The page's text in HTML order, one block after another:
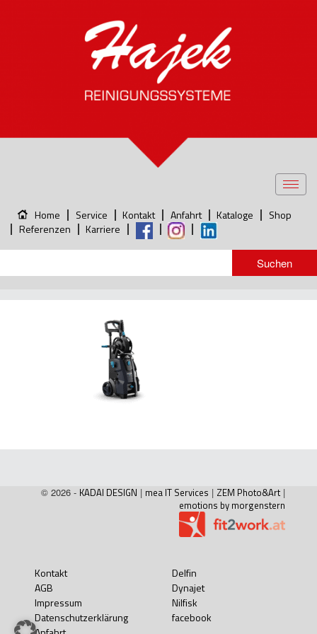
Home Service Kontakt Anfahrt Kataloge
Shop
Referenzen
Karriere
© 2026 - KADAI DESIGN | mea IT Services | ZEM Photo&Art |
emotions by morgenstern
Kontakt
AGB
Impressum
Datenschutzerklärung
Delfin
Dynajet
Nilfisk
facebook